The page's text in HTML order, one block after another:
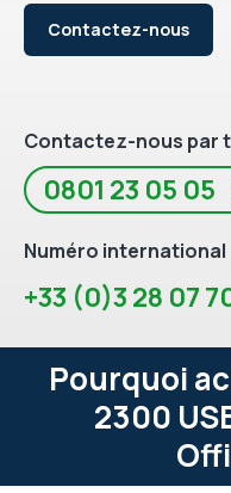
Contactez-nous
Contactez-nous par
0801 23 05 05
Numéro international
+33 (0)3 28 07
Pourquoi
2300